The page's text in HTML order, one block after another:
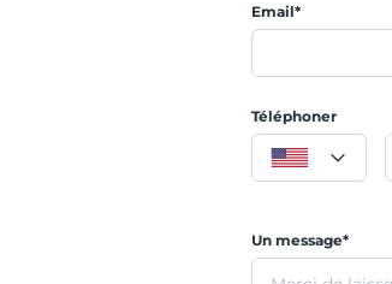
Email*
Téléphoner
Un message*